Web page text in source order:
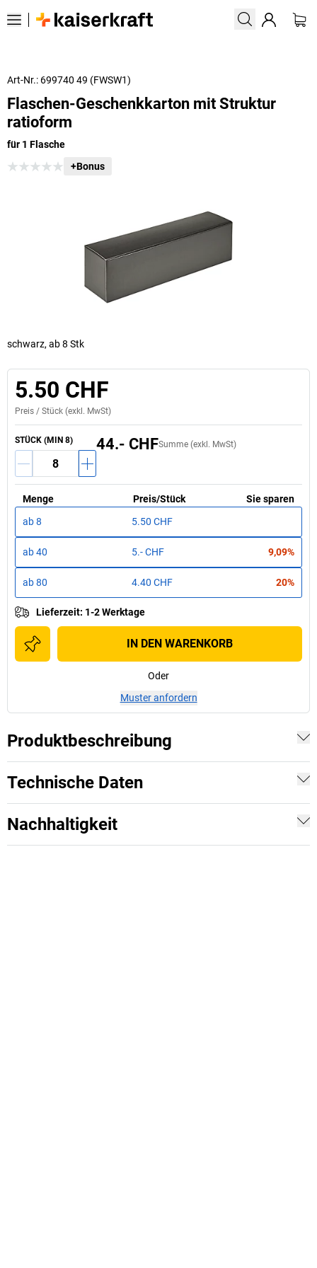
Art-Nr.: 699740 49 (FWSW1)
Flaschen-Geschenkkarton mit Struktur
ratioform
für 1 Flasche
+Bonus
schwarz, ab 8 Stk
5.50 CHF
Preis / Stück (exkl. MwSt)
STÜCK (MIN 8) Summe (exkl. MwSt)
44.- CHF
Menge Preis/Stück
Sie sparen
ab8 5.50 CHF
ab40 5.- CHF 9,09%
ab80 4.40 CHF 20%
Lieferzeit: 1-2 Werktage
IN DEN WARENKORB
Oder
Muster anfordern
Produktbeschreibung
Technische Daten
Nachhaltigkeit